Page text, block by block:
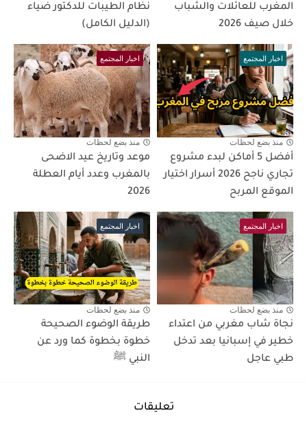
المغرب للعائلات والشباب
خلال صيف 2026
نظام الطيبات للدكتور ضياء
(الدليل الكامل)
اخبار المجتمع
منذ بضع لحظات
أفضل 5 أماكن لبدء مشروع
تجاري ناجح 2026 أسرار اختيار
الموقع المربح
اخبار المجتمع
منذ بضع لحظات
موعد وتاريخ عيد الاضحى
بالمغرب وعدد أيام العطلة
2026
اخبار المجتمع
منذ بضع لحظات
نجاة شاب مغربي من اعتداء
خطير في إسبانيا بعد تدخل
طبي عاجل
اخبار المجتمع
منذ بضع لحظات
طريقة الوضوء الصحيحة
خطوة بخطوة كما ورد عن
النبي ﷺ
تعليقات